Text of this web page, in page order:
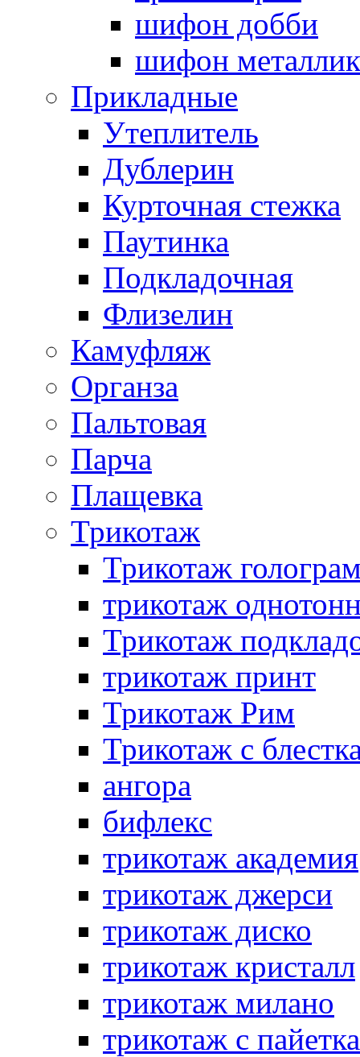
шифон добби
шифон металлик
Прикладные
Утеплитель
Дублерин
Курточная стежка
Паутинка
Подкладочная
Флизелин
Камуфляж
Органза
Пальтовая
Парча
Плащевка
Трикотаж
Трикотаж
трикотаж
Трикотаж
трикотаж принт
Трикотаж Рим
Трикотаж с
ангора
бифлекс
трикотаж академия
трикотаж джерси
трикотаж диско
трикотаж кристалл
трикотаж милано
трикотаж с